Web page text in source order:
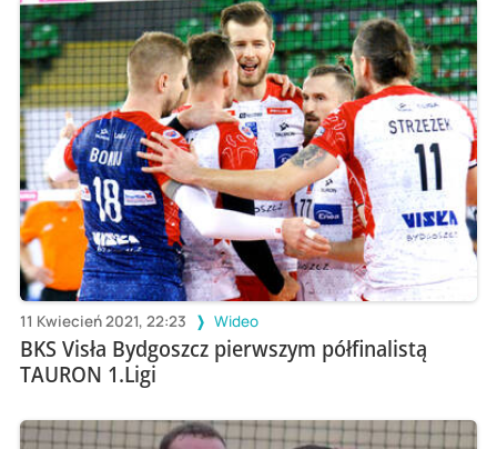
11 Kwiecień 2021, 22:23 Wideo
BKS Visła Bydgoszcz pierwszym półfinalistą
TAURON 1.Ligi